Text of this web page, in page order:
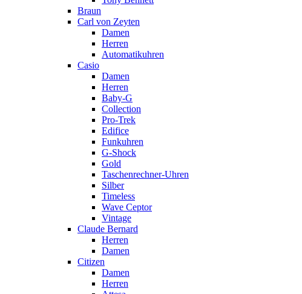
Braun
Carl von Zeyten
Damen
Herren
Automatikuhren
Casio
Damen
Herren
Baby-G
Collection
Pro-Trek
Edifice
Funkuhren
G-Shock
Gold
Taschenrechner-Uhren
Silber
Timeless
Wave Ceptor
Vintage
Claude Bernard
Herren
Damen
Citizen
Damen
Herren